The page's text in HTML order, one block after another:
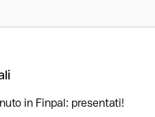
in Finpal: presentati!